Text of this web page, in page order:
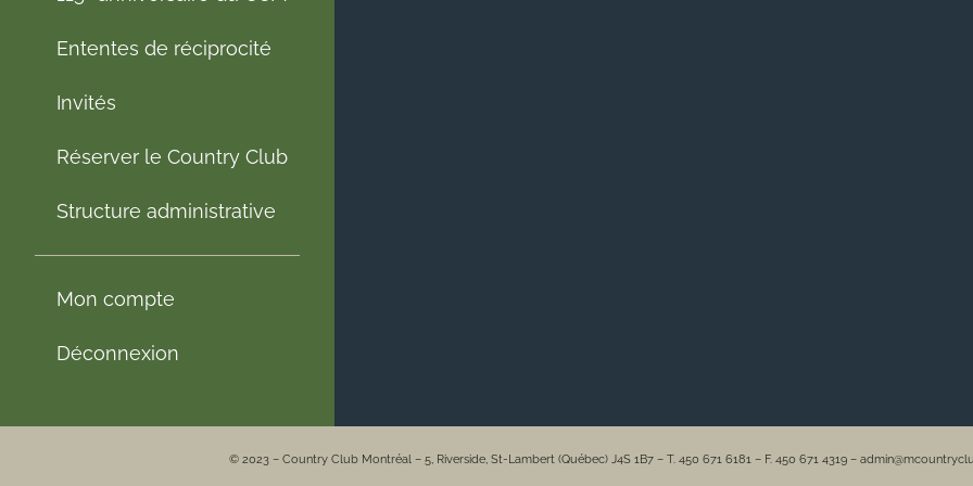
Ententes de réciprocité
Invités
Réserver le Country Club
Structure administrative
Mon compte
Déconnexion
© 2023 – Country Club Montréal – 5, Riverside, St-Lambert (Québec) J4S 1B7 – T. 450 671 6181 – F. 450 671 4319 –